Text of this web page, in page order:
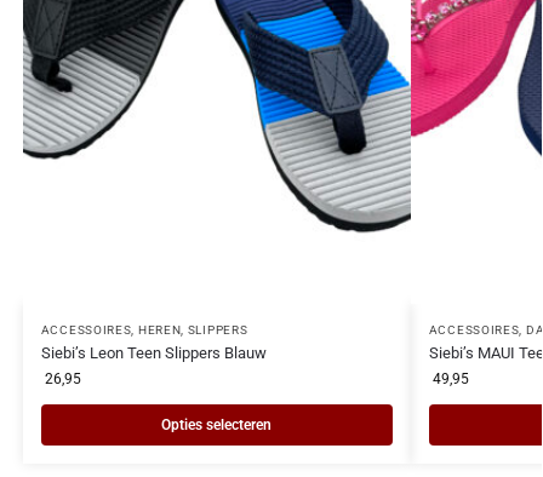
ACCESSOIRES HEREN SLIPPERS
Siebi’s Leon Teen Slippers Blauw
26,95
Opties selecteren
ACCESSOIRES
Siebi’s MAUI
49,95